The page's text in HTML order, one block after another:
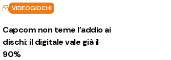
VIDEOGIOCHI
Capcom non teme l’addio ai
dischi: il digitale vale già il
90%